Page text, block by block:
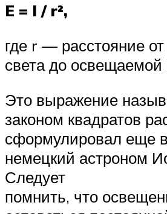
E = I / r²,
где r — расстояние
света до освещаемой
Это выражение
законом квадратов
сформулировал еще
немецкий астроном
Следует
помнить, что